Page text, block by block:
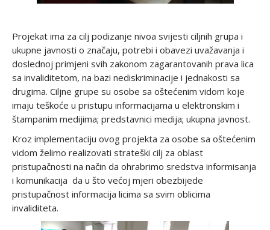
Projekat ima za cilj podizanje nivoa svijesti ciljnih grupa i
ukupne javnosti o značaju, potrebi i obavezi uvažavanja i
doslednoj primjeni svih zakonom zagarantovanih prava lica
sa invaliditetom, na bazi nediskriminacije i jednakosti sa
drugima. Ciljne grupe su osobe sa oštećenim vidom koje
imaju teškoće u pristupu informacijama u elektronskim i
štampanim medijima; predstavnici medija; ukupna javnost.
Kroz implementaciju ovog projekta za osobe sa oštećenim
vidom želimo realizovati strateški cilj za oblast
pristupačnosti na način da ohrabrimo sredstva informisanja
i komunikacija da u što većoj mjeri obezbijede
pristupačnost informacija licima sa svim oblicima
invaliditeta.